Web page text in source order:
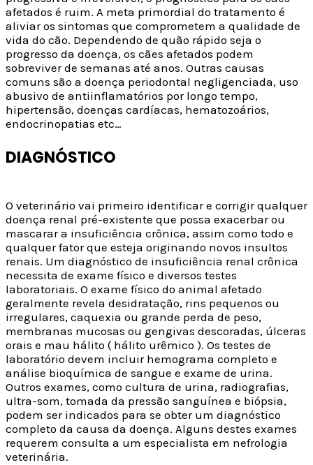
afetados é ruim. A meta primordial do tratamento é
aliviar os sintomas que comprometem a qualidade de
vida do cão. Dependendo de quão rápido seja o
progresso da doença, os cães afetados podem
sobreviver de semanas até anos. Outras causas
comuns são a doença periodontal negligenciada, uso
abusivo de antiinflamatórios por longo tempo,
hipertensão, doenças cardíacas, hematozoários,
endocrinopatias etc…
DIAGNÓSTICO
O veterinário vai primeiro identificar e corrigir qualquer
doença renal pré-existente que possa exacerbar ou
mascarar a insuficiência crônica, assim como todo e
qualquer fator que esteja originando novos insultos
renais. Um diagnóstico de insuficiência renal crônica
necessita de exame físico e diversos testes
laboratoriais. O exame físico do animal afetado
geralmente revela desidratação, rins pequenos ou
irregulares, caquexia ou grande perda de peso,
membranas mucosas ou gengivas descoradas, úlceras
orais e mau hálito ( hálito urêmico ). Os testes de
laboratório devem incluir hemograma completo e
análise bioquímica de sangue e exame de urina.
Outros exames, como cultura de urina, radiografias,
ultra-som, tomada da pressão sanguínea e biópsia,
podem ser indicados para se obter um diagnóstico
completo da causa da doença. Alguns destes exames
requerem consulta a um especialista em nefrologia
veterinária.